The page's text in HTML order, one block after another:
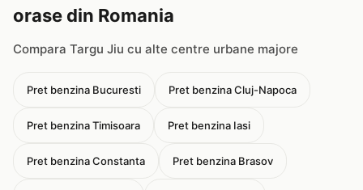
orase din Romania
Compara Targu Jiu cu alte centre urbane majore
Pret benzina Bucuresti Pret benzina Cluj-Napoca
Pret benzina Timisoara Pret benzina Iasi
Pret benzina Constanta Pret benzina Brasov